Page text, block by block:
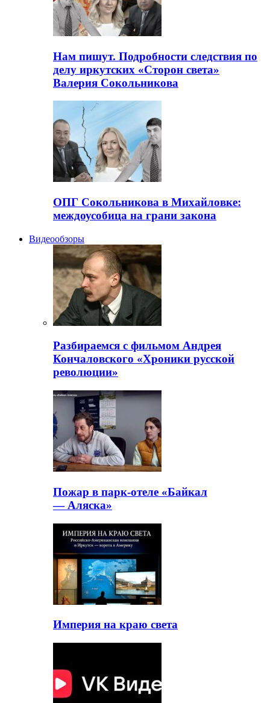
Нам пишут. Подробности следствия по
делу иркутских «Сторон света»
Валерия Сокольникова
ОПГ Сокольникова в Михайловке:
междоусобица на грани закона
Видеообзоры
Разбираемся с фильмом Андрея
Кончаловского «Хроники русской
революции»
Пожар в парк-отеле «Байкал
— Аляска»
Империя на краю света